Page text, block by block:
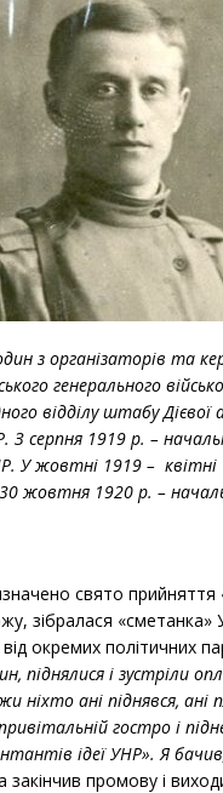
з організаторів та
генерального
відділу штабу Дієвої
З серпня 1919 р. –
У жовтні 1919 –
жовтня 1920 р. –
свято прийняття
зібралася «сметанка»
окремих політичних
піднялися і зустріли
ніхто ані піднявся,
гостро і
ідеї УНР». Я
промову і